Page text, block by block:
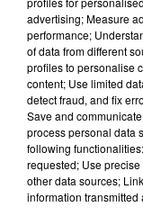
advertising; Measure
performance;
of data from different
profiles to personalise
content; Use limited
detect fraud, and fix
Save and
process personal data
following
requested; Use
other data sources;
information transmitted